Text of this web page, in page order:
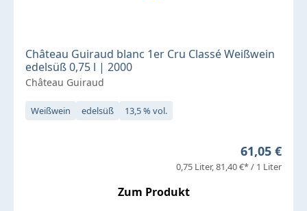
Château Guiraud blanc 1er Cru Classé Weißwein
edelsüß 0,75 l | 2000
Château Guiraud
Weißwein edelsüß 13,5 % vol.
Regulärer
61,05 €
0,75 Liter 81,40 €* / 1 Liter
Zum Produkt